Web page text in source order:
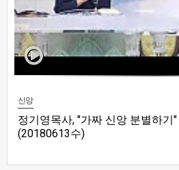
신앙
정기영목사, "가짜 신앙 분별하기
(20180613수)